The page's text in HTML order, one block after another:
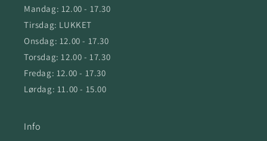
Mandag: 12.00 - 17.30
Tirsdag: LUKKET
Onsdag: 12.00 - 17.30
Torsdag: 12.00 - 17.30
Fredag: 12.00 - 17.30
Lørdag: 11.00 - 15.00
Info